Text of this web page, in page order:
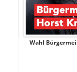
Wahl